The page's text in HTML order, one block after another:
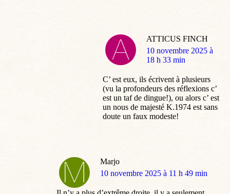
ATTICUS FINCH
dit
:
10 novembre 2025 à
18 h 33 min
C’ est eux, ils écrivent à plusieurs
(vu la profondeurs des réflexions c’
est un taf de dingue!), ou alors c’ est
un nous de majesté K.1974 est sans
doute un faux modeste!
Marjo
dit
10 novembre 2025 à 11 h 49 min